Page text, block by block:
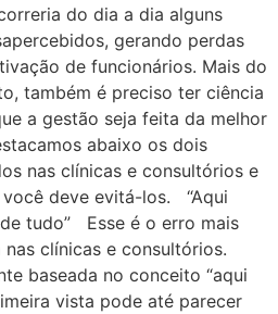
do dia a dia alguns
gerando perdas
de funcionários. Mais do
também é preciso ter ciência
a gestão seja feita da melhor
abaixo os dois
nas clínicas e consultórios e
deve evitá-los. “Aqui
tudo” Esse é o erro mais
clínicas e consultórios.
baseada no conceito “aqui
vista pode até parecer